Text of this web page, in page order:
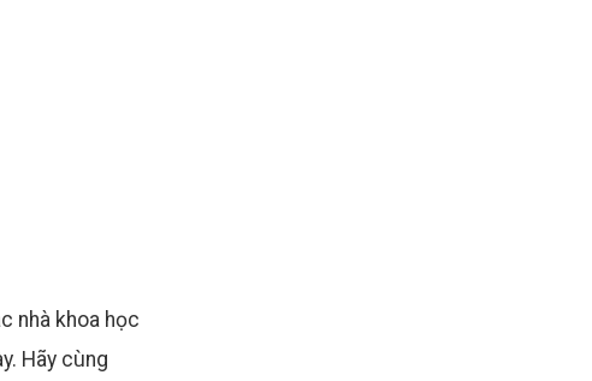
nhà khoa học
Hãy cùng